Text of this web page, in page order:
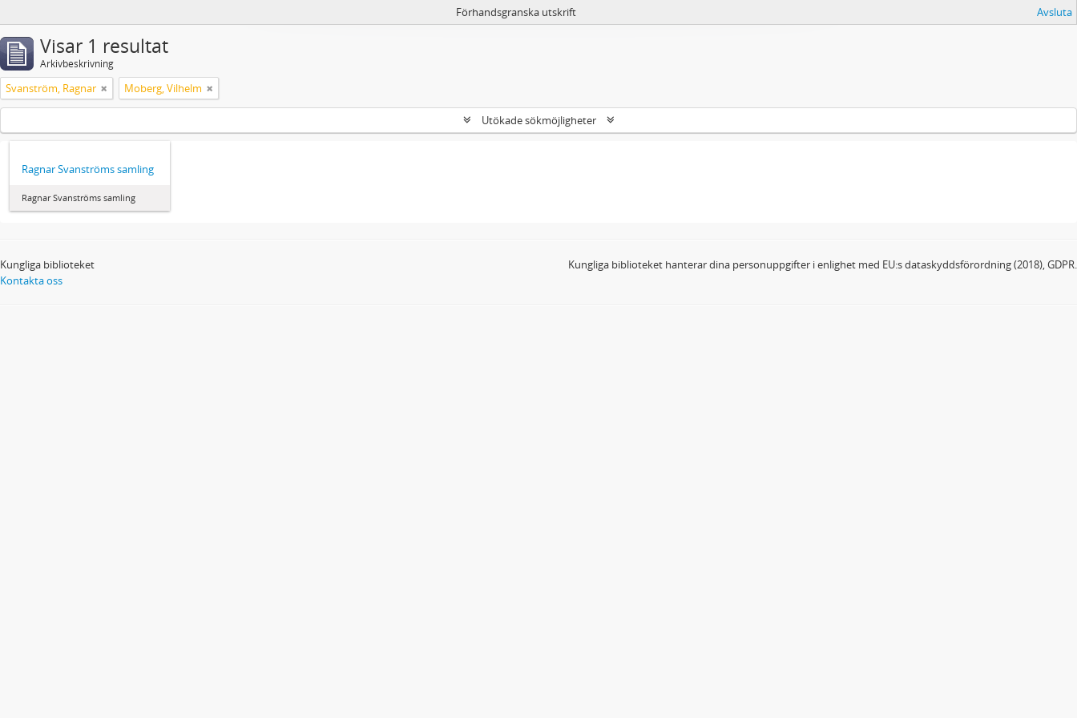
Förhandsgranska utskrift Avsluta
Visar 1 resultat
Arkivbeskrivning
Svanström, Ragnar Moberg, Vilhelm
Utökade sökmöjligheter
Ragnar Svanströms samling
Ragnar Svanströms samling
Kungliga biblioteket
Kontakta oss
Kungliga biblioteket hanterar dina personuppgifter i enlighet med EU:s dataskyddsförordning (2018), GDPR.